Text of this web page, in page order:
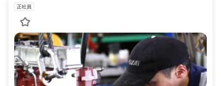
正社員